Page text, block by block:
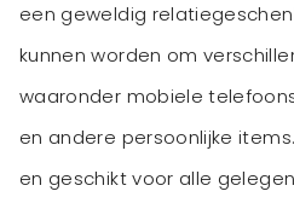
een geweldig
kunnen worden om
waaronder mobiele
en andere persoonlijke
en geschikt voor alle